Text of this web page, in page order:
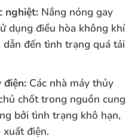
nghiệt:Nắng nóng gay
dụng điều hòa không khí
đến tình trạng quá tải
điện:Các nhà máy thủy
chốt trong nguồn cung
bởi tình trạng khô hạn,
điện.